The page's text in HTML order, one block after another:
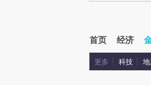
首页 经济
更多 科技